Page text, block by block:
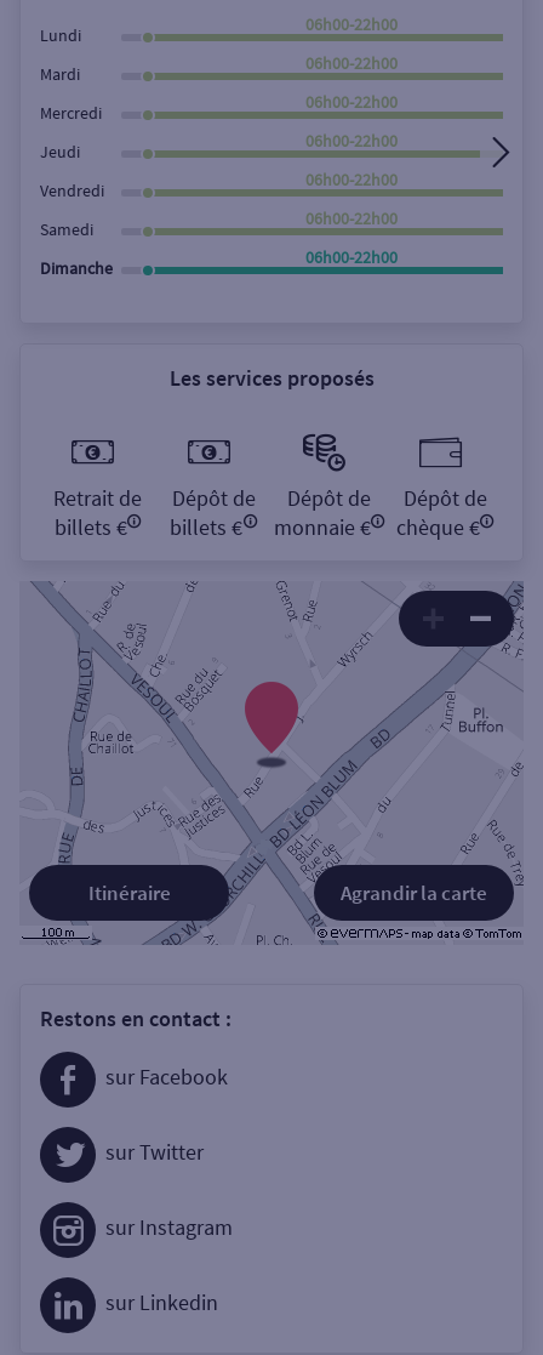
Rechercher
Lundi
06h00-22h00
Mardi
06h00-22h00
Mercredi
06h00-22h00
Jeudi
06h00-22h00
Vendredi
06h00-22h00
Samedi
06h00-22h00
Dimanche
06h00-22h00
Les services proposés
Retrait de
billets €
Dépôt de
billets €
Dépôt de
monnaie €
Dépôt de
chèque €
Agrandir la carte
Itinéraire
Restons en contact :
sur Facebook
sur Twitter
sur Instagram
sur Linkedin